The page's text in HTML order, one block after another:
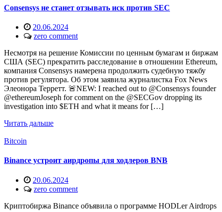
Consensys не станет отзывать иск против SEC
20.06.2024
zero comment
Несмотря на решение Комиссии по ценным бумагам и биржам
США (SEC) прекратить расследование в отношении Ethereum,
компания Consensys намерена продолжить судебную тяжбу
против регулятора. Об этом заявила журналистка Fox News
Элеонора Терретт. 🚨NEW: I reached out to @Consensys founder
@ethereumJoseph for comment on the @SECGov dropping its
investigation into $ETH and what it means for […]
Читать дальше
Bitcoin
Binance устроит аирдропы для ходлеров BNB
20.06.2024
zero comment
Криптобиржа Binance объявила о программе HODLer Airdrops